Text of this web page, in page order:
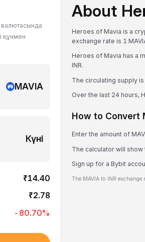
валютасында
құнмен
MAVIA
Күні
₹14.40
₹2.78
-80.70%
About
Heroes of Mavia is a
exchange rate is 1
Heroes of Mavia has a
INR.
The circulating supply is
Over the last 24 hours,
How to Convert
Enter the amount of
The calculator will show
Sign up for a Bybit
The MAVIA to INR